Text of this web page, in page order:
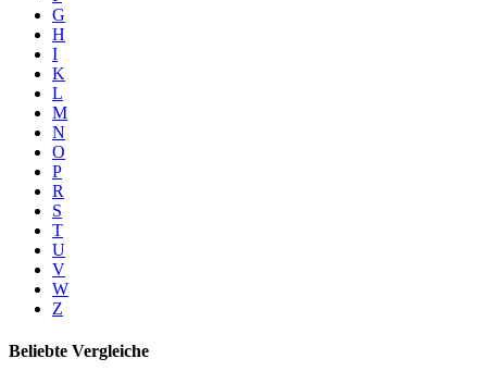
G
H
I
K
L
M
N
O
P
R
S
T
U
V
W
Z
Beliebte Vergleiche